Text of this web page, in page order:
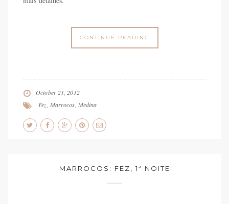
CONTINUE READING
October 21, 2012
Fez, Marrocos, Medina
MARROCOS: FEZ, 1ª NOITE